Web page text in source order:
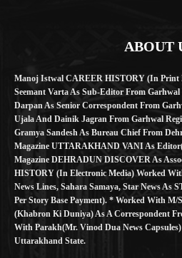
ABOUT
Manoj Istwal CAREER HISTORY (in Print
Seemant Varta As Sub-Editor From
Darpan As Senior Correspondent From
Ujala And Dainik Jagran From Garhwal
Gramya Sandesh As Bureau Chief From
Magazine UTTARAKHAND VANI As
Magazine DEHRADUN DISCOVER As
HISTORY (in Electronic Media) Worked
News Lines, Sahara Samaya, Star News As
Per Story Base Payment). * Worked With M/
(Khabron Ki Duniya) As A Correspondent
With Parakh(Mr. Vinod Dua News
Uttarakhand State.